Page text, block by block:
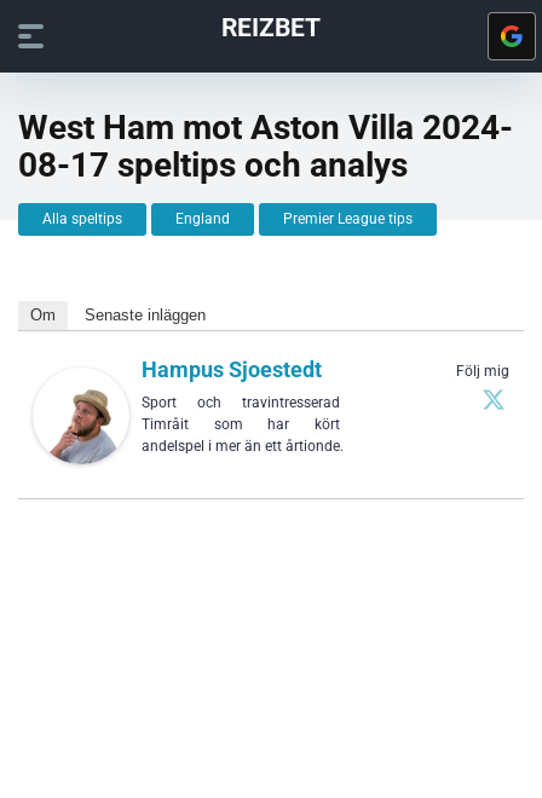
REIZBET
West Ham mot Aston Villa 2024-
08-17 speltips och analys
Alla speltips England Premier League tips
Om Senaste inläggen
Följ mig
Hampus Sjoestedt
Sport och travintresserad
Timråit som har kört
andelspel i mer än ett årtionde.